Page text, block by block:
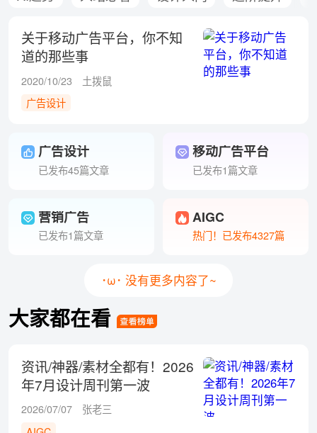
关于移动广告平台，你不知
道的那些事
2020/10/23
土拨鼠
广告设计
广告设计
已发布45篇文章
移动广告平台
已发布1篇文章
营销广告
已发布1篇文章
AIGC
热门！已发布4327篇
･ω･ 没有更多内容了~
大家都在看
资讯/神器/素材全都有！2026
年7月设计周刊第一波
2026/07/07
张老三